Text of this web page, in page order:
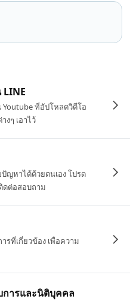
Youtube ที่อัปโหลดวิดีโอ
งๆ เอาไว้
ญหาได้ด้วยตนเอง โปรด
ดต่อสอบถาม
รที่เกี่ยวข้อง เพื่อความ
การและนิติบุคคล